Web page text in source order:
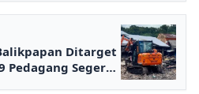
Ditarget
Pedagang Segera